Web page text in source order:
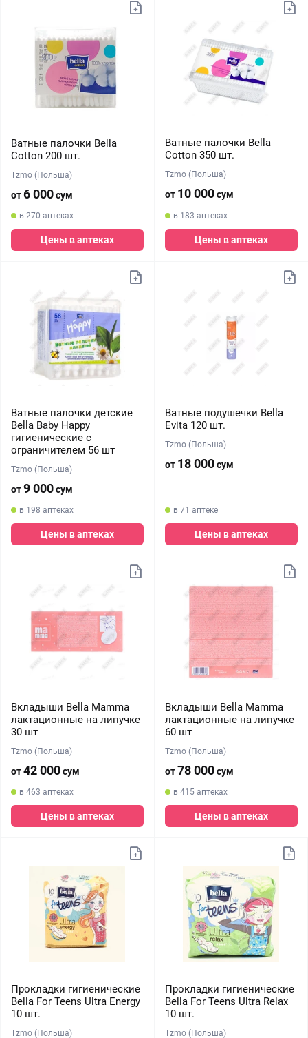
Ватные палочки Bella
Cotton 200 шт.
Tzmo (Польша)
от6 000сум
в 270 аптеках
Цены в аптеках
Ватные палочки Bella
Cotton 350 шт.
Tzmo (Польша)
от 10 000сум
в 183 аптеках
Цены в аптеках
Ватные палочки детские
Bella Baby Happy
гигиенические с
ограничителем 56 шт
Tzmo (Польша)
от9 000сум
в 198 аптеках
Цены в аптеках
Ватные подушечки Bella
Evita 120 шт.
Tzmo (Польша)
от 18 000сум
в 71 аптеке
Цены в аптеках
Вкладыши Bella Mamma
лактационные на липучке
30 шт
Tzmo (Польша)
от42 000сум
в 463 аптеках
Цены в аптеках
Вкладыши Bella Mamma
лактационные на липучке
60 шт
Tzmo (Польша)
от78 000сум
в 415 аптеках
Цены в аптеках
Прокладки гигиенические
Bella For Teens Ultra Energy
10 шт.
Tzmo (Польша)
Прокладки гигиенические
Bella For Teens Ultra Relax
10 шт.
Tzmo (Польша)